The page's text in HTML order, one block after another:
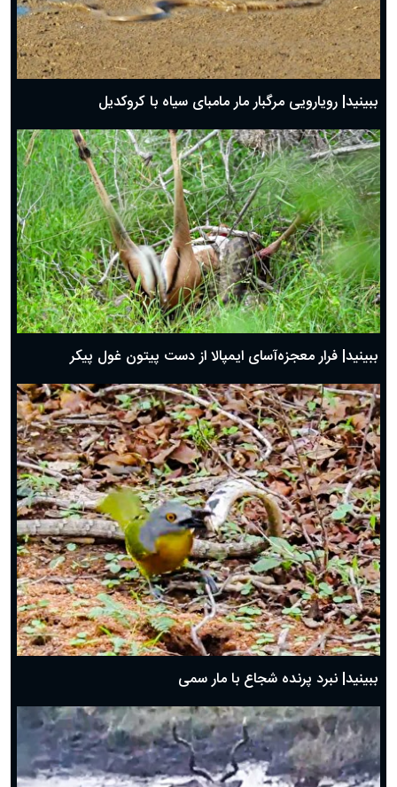
ببینید| رویارویی مرگبار مار مامبای سیاه با کروکدیل
ببینید| فرار معجزه‌آسای ایمپالا از دست پیتون غول پیکر
ببینید| نبرد پرنده شجاع با مار سمی